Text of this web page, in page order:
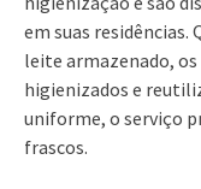
em suas residências.
leite armazenado,
higienizados e
uniforme, o serviço
frascos.